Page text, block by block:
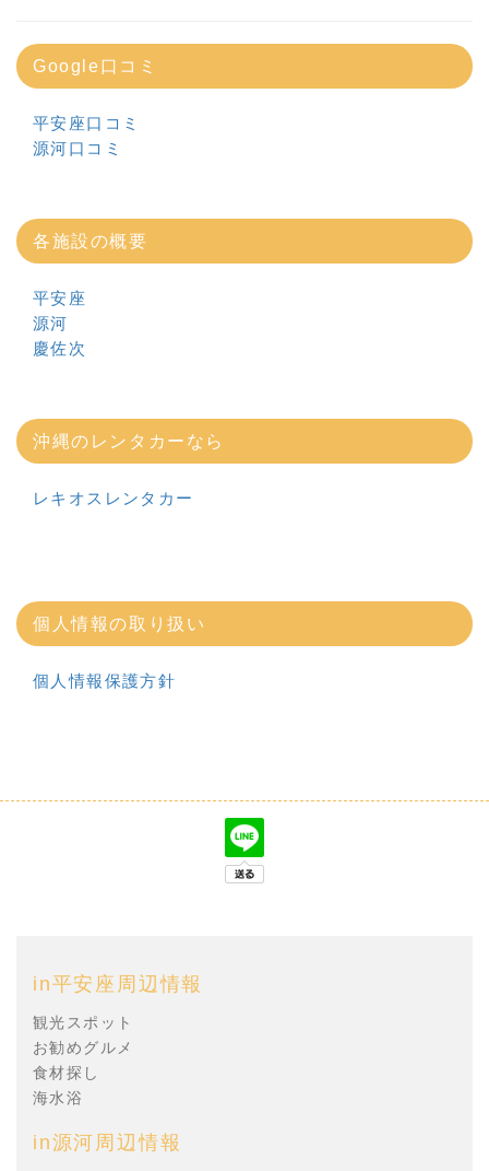
Google口コミ
平安座口コミ
源河口コミ
各施設の概要
平安座
源河
慶佐次
沖縄のレンタカーなら
レキオスレンタカー
個人情報の取り扱い
個人情報保護方針
in平安座周辺情報
観光スポット
お勧めグルメ
食材探し
海水浴
in源河周辺情報